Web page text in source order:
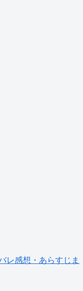
レ感想・あらすじま